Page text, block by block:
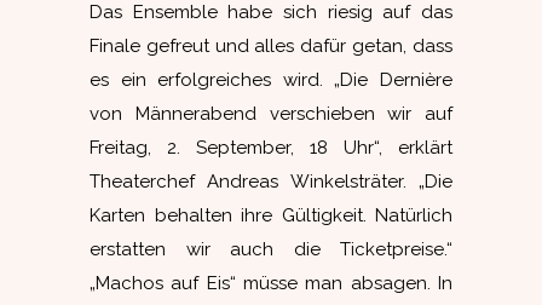
Das Ensemble habe sich riesig auf das
Finale gefreut und alles dafür getan, dass
es ein erfolgreiches wird. „Die Dernière
von Männerabend verschieben wir auf
Freitag, 2. September, 18 Uhr“, erklärt
Theaterchef Andreas Winkelsträter. „Die
Karten behalten ihre Gültigkeit. Natürlich
erstatten wir auch die Ticketpreise.“
„Machos auf Eis“ müsse man absagen. In